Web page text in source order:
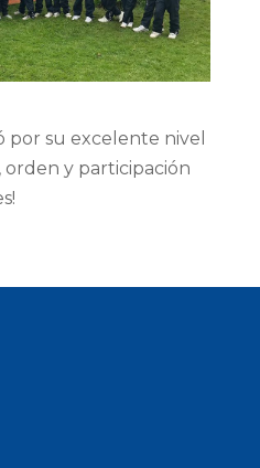
por su excelente nivel
orden y participación